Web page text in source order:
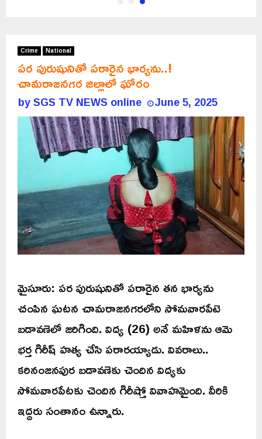
Crime National
పర పురుషునితో పరారైన భార్యను..!
చామరాజనగర జిల్లాలో ఘోరం
bySGS TV NEWS online June 5, 2025
మైసూరు: పర పురుషునితో పరారైన తన భార్యను
చంపిన ఘటన చామరాజనగరలోని సోమవారపేటె
బడావణెలో జరిగింది. విద్య (26) అనే మహిళను ఆమె
భర్త గిరీష్ హత్య చేసి పరారయ్యాడు. వివరాలు..
కరినంజనపుర బడావణెకు చెందిన విద్యకు
సోమవారపేటకు చెందిన గిరీష్తో వివాహమైంది. వీరికి
ఇద్దరు సంతానం ఉన్నారు.